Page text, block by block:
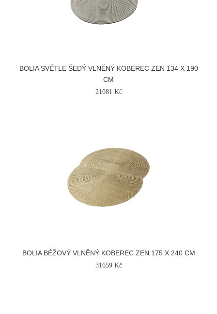
BOLIA SVĚTLE ŠEDÝ VLNĚNÝ KOBEREC ZEN 134 X 190
CM
21081 Kč
BOLIA BÉŽOVÝ VLNĚNÝ KOBEREC ZEN 175 X 240 CM
31659 Kč